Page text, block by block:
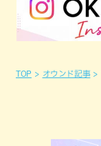
TOP オウンド記事